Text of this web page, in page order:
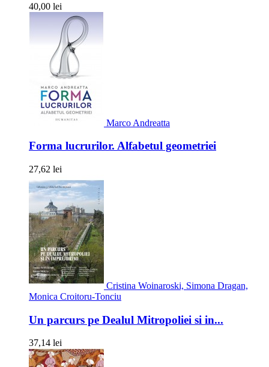
40,00 lei
Marco Andreatta
Forma lucrurilor. Alfabetul geometriei
27,62 lei
Cristina Woinaroski, Simona Dragan,
Monica Croitoru-Tonciu
Un parcurs pe Dealul Mitropoliei si in...
37,14 lei